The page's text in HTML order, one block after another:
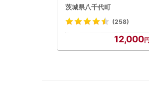
あり 茨城 ウナギ 鰻 個包装
人気 美味しい 小分け 八千
茨城県八千代町
(258)
12,000